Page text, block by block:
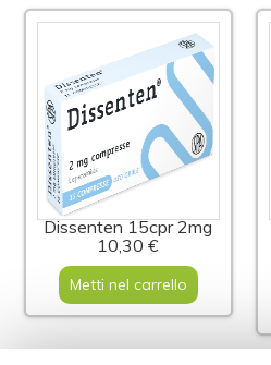
Dissenten 15cpr 2mg
10,30 €
Metti nel carrello